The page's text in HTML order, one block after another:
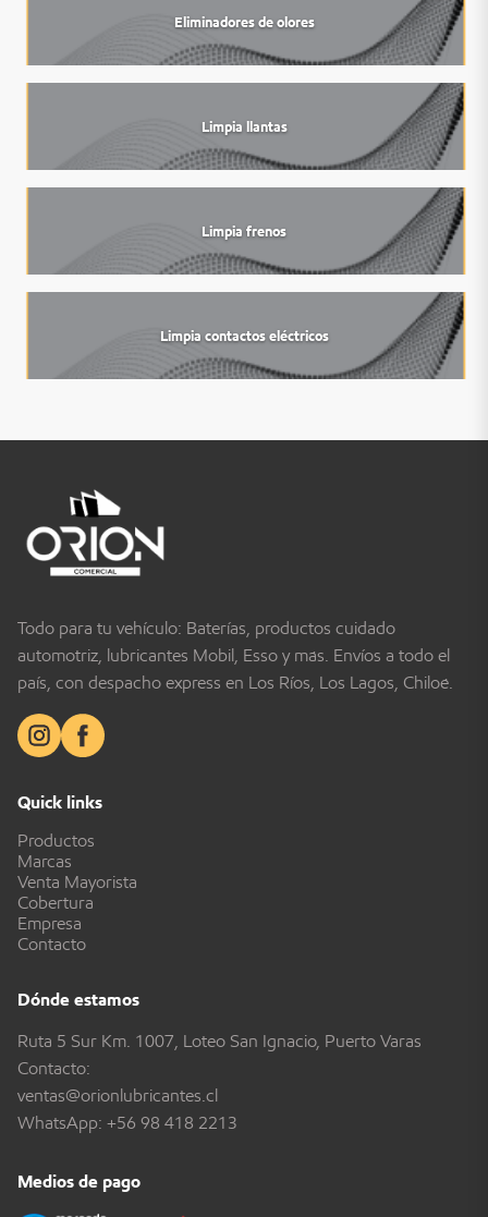
Eliminadores de olores
Limpia llantas
Limpia frenos
Limpia contactos eléctricos
Todo para tu vehículo: Baterías, productos cuidado
automotriz, lubricantes Mobil, Esso y más. Envíos a todo el
país, con despacho express en Los Ríos, Los Lagos, Chiloé.
Quick links
Productos
Marcas
Venta Mayorista
Cobertura
Empresa
Contacto
Dónde estamos
Ruta 5 Sur Km. 1007, Loteo San Ignacio, Puerto Varas
Contacto:
ventas@orionlubricantes.cl
WhatsApp: +56 98 418 2213
Medios de pago